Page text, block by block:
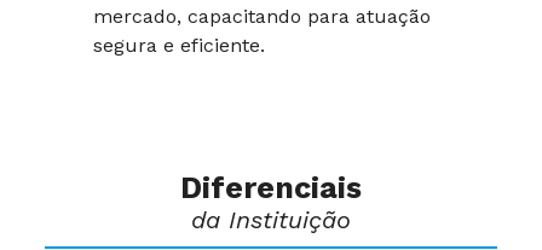
mercado, capacitando para atuação
segura e eficiente.
Diferenciais
da Instituição